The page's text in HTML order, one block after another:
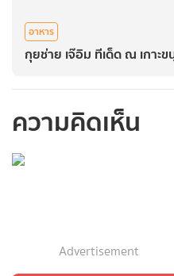
อาหาร
กุยช่าย เจ๊อิม ทีเด็ด ณ เกาะข
ความคิดเห็น
Advertisement